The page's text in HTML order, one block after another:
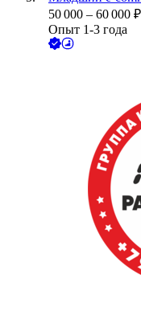
50 000 – 60 000 ₽
Опыт 1-3 года